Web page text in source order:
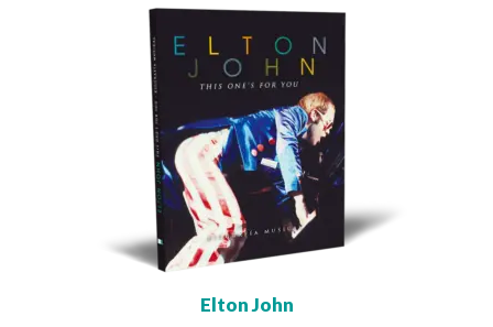
Elton John